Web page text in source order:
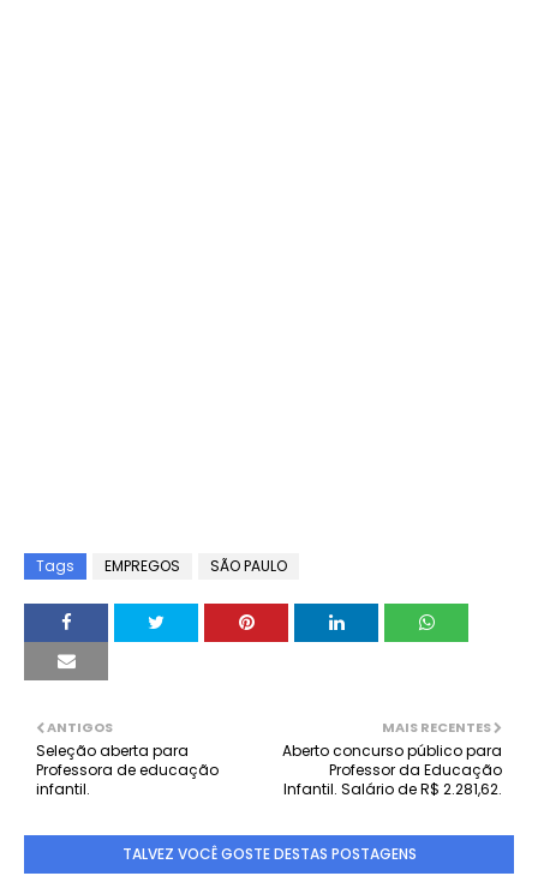
Tags EMPREGOS SÃO PAULO
MAIS RECENTES
Aberto concurso público para
Professor da Educação
Infantil. Salário de R$ 2.281,62.
ANTIGOS
Seleção aberta para
Professora de educação
infantil.
TALVEZ VOCÊ GOSTE DESTAS POSTAGENS